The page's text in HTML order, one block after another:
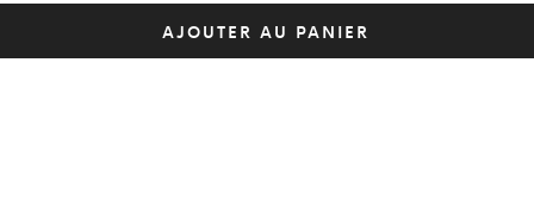
AJOUTER AU PANIER